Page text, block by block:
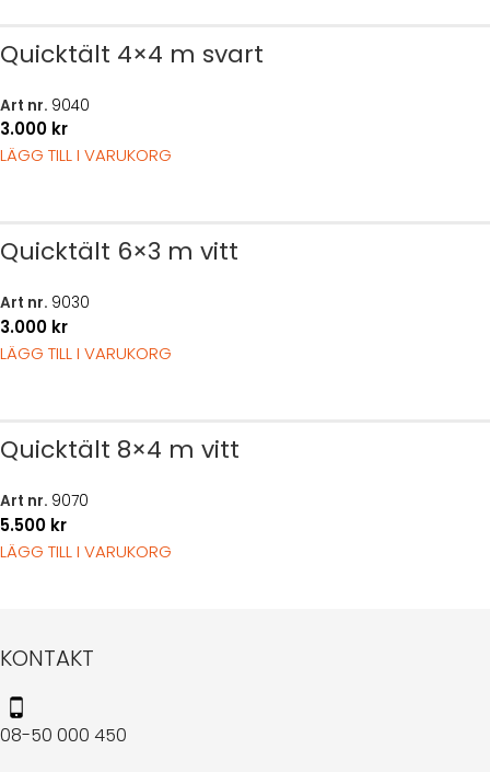
Quicktält 4×4 m svart
Art nr. 9040
3.000 kr
LÄGG TILL I VARUKORG
Quicktält 6×3 m vitt
Art nr. 9030
3.000 kr
LÄGG TILL I VARUKORG
Quicktält 8×4 m vitt
Art nr. 9070
5.500 kr
LÄGG TILL I VARUKORG
KONTAKT
08-50 000 450